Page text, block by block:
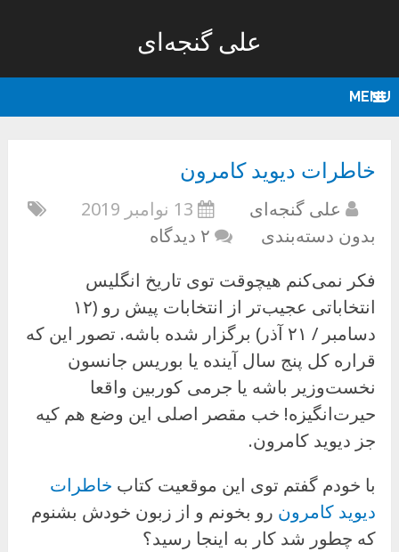
علی گنجه‌ای
MENU
خاطرات دیوید کامرون
علی گنجه‌ای
13 نوامبر 2019
بدون دسته‌بندی
۲ دیدگاه
فکر نمی‌کنم هیچوقت توی تاریخ انگلیس
انتخاباتی عجیب‌تر از انتخابات پیش رو (۱۲
دسامبر / ۲۱ آذر) برگزار شده باشه. تصور این که
قراره کل پنج سال آینده یا بوریس جانسون
نخست‌وزیر باشه یا جرمی کوربین واقعا
حیرت‌انگیزه! خب مقصر اصلی این وضع هم کیه
جز دیوید کامرون.
با خودم گفتم توی این موقعیت کتاب خاطرات
دیوید کامرون رو بخونم و از زبون خودش بشنوم
که چطور شد کار به اینجا رسید؟